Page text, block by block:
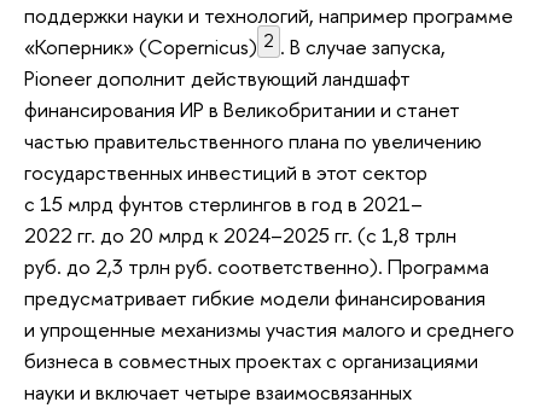
поддержки науки и технологий, например программе
«Коперник» (Copernicus) 2 . В случае запуска,
Pioneer дополнит действующий ландшафт
финансирования ИР в Великобритании и станет
частью правительственного плана по увеличению
государственных инвестиций в этот сектор
с 15 млрд фунтов стерлингов в год в 2021–
2022 гг. до 20 млрд к 2024–2025 гг. (с 1,8 трлн
руб. до 2,3 трлн руб. соответственно). Программа
предусматривает гибкие модели финансирования
и упрощенные механизмы участия малого и среднего
бизнеса в совместных проектах с организациями
науки и включает четыре взаимосвязанных